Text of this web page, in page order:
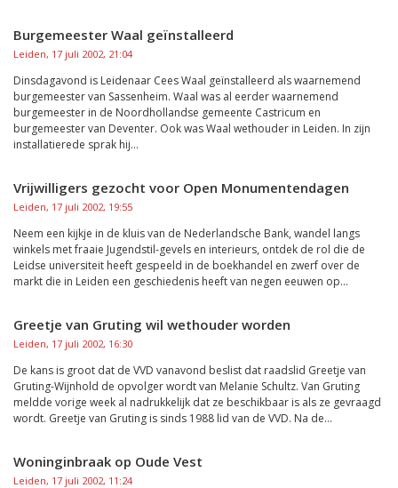
Burgemeester Waal geïnstalleerd
Leiden, 17 juli 2002, 21:04
Dinsdagavond is Leidenaar Cees Waal geïnstalleerd als waarnemend
burgemeester van Sassenheim. Waal was al eerder waarnemend
burgemeester in de Noordhollandse gemeente Castricum en
burgemeester van Deventer. Ook was Waal wethouder in Leiden. In zijn
installatierede sprak hij...
Vrijwilligers gezocht voor Open Monumentendagen
Leiden, 17 juli 2002, 19:55
Neem een kijkje in de kluis van de Nederlandsche Bank, wandel langs
winkels met fraaie Jugendstil-gevels en interieurs, ontdek de rol die de
Leidse universiteit heeft gespeeld in de boekhandel en zwerf over de
markt die in Leiden een geschiedenis heeft van negen eeuwen op...
Greetje van Gruting wil wethouder worden
Leiden, 17 juli 2002, 16:30
De kans is groot dat de VVD vanavond beslist dat raadslid Greetje van
Gruting-Wijnhold de opvolger wordt van Melanie Schultz. Van Gruting
meldde vorige week al nadrukkelijk dat ze beschikbaar is als ze gevraagd
wordt. Greetje van Gruting is sinds 1988 lid van de VVD. Na de...
Woninginbraak op Oude Vest
Leiden, 17 juli 2002, 11:24